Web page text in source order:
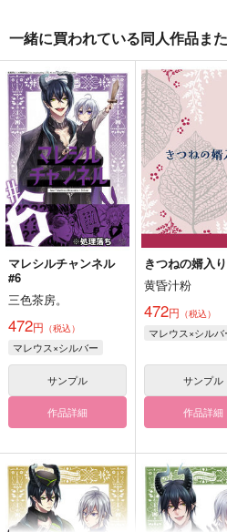
一緒に買われている同人作品ま
マレシルチャンネル
#6
三色茶房。
472円 （税込）
マレウス×シルバー
サンプル
作品詳細
きつねの婿入り
黄昏汁粉
472円 （税込）
マレウス×シルバ
サンプル
作品詳細